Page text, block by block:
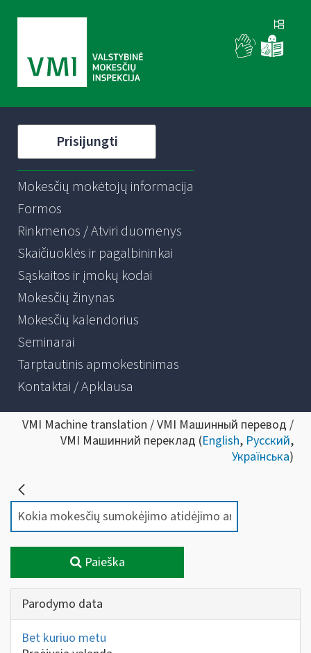
Prisijungti
Mokesčių mokėtojų informacija
Formos
Rinkmenos / Atviri duomenys
Skaičiuoklės ir pagalbininkai
Sąskaitos ir įmokų kodai
Mokesčių žinynas
Mokesčių kalendorius
Seminarai
Tarptautinis apmokestinimas
Kontaktai / Apklausa
VMI Machine translation / VMI Машинный перевод /
VMI Машинний переклад (English, Русский,
Українська)
Paieška
Parodymo data
Bet kuriuo metu